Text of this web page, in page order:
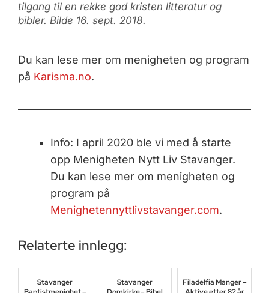
tilgang til en rekke god kristen litteratur og
bibler. Bilde 16. sept. 2018.
Du kan lese mer om menigheten og program
på Karisma.no.
Info: I april 2020 ble vi med å starte
opp Menigheten Nytt Liv Stavanger.
Du kan lese mer om menigheten og
program på
Menighetennyttlivstavanger.com.
Relaterte innlegg:
Stavanger
Stavanger
Filadelfia Manger –